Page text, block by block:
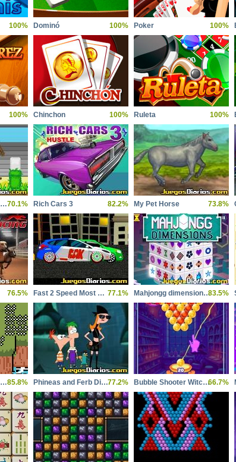
100% Dominó 100% Poker 100%
100% Chinchon 100% Ruleta 100%
Horse Jumping Champs70.1% Rich Cars 3 82.2% My Pet Horse 73.8%
76.5% Fast 2 Speed Most Wanted 77.1% Mahjongg dimensions 900 seconds83.5%
Super Mario Land 2 DX 6 Golden Coins85.8% Phineas and Ferb Dimension of Dooom77.2% Bubble Shooter Witch Tower66.7%